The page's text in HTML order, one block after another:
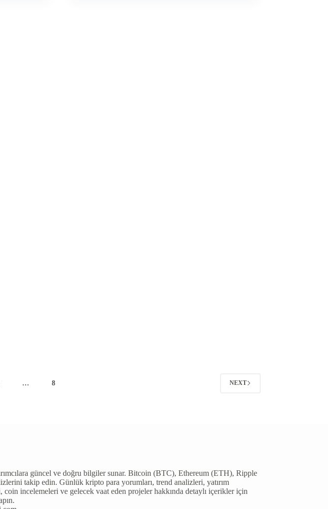
… 8 NEXT
güncel ve doğru bilgiler sunar. Bitcoin (BTC), Ethereum (ETH), Ripple
takip edin. Günlük kripto para yorumları, trend analizleri, yatırım
coin incelemeleri ve gelecek vaat eden projeler hakkında detaylı içerikler için